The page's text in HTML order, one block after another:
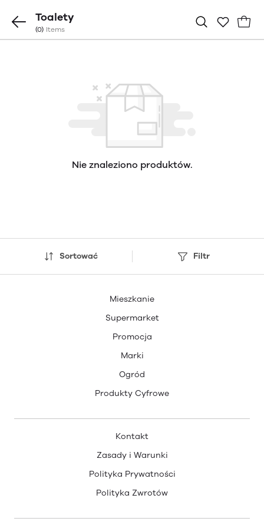
Toalety
(0) Items
Nie znaleziono produktów.
Sortować Filtr
Mieszkanie
Supermarket
Promocja
Marki
Ogród
Produkty Cyfrowe
Kontakt
Zasady i Warunki
Polityka Prywatności
Polityka Zwrotów